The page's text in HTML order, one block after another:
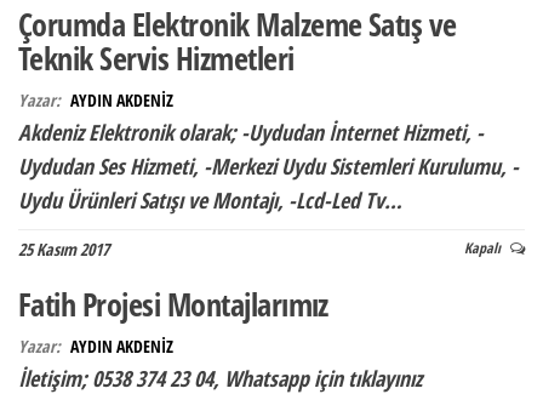
Çorumda Elektronik Malzeme Satış ve
Teknik Servis Hizmetleri
Yazar: AYDIN AKDENİZ
Akdeniz Elektronik olarak; -Uydudan İnternet Hizmeti, -
Uydudan Ses Hizmeti, -Merkezi Uydu Sistemleri Kurulumu, -
Uydu Ürünleri Satışı ve Montajı, -Lcd-Led Tv…
25 Kasım 2017 Kapalı
Fatih Projesi Montajlarımız
Yazar: AYDIN AKDENİZ
İletişim; 0538 374 23 04, Whatsapp için tıklayınız